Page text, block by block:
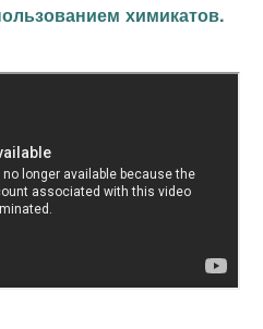
химикатов.